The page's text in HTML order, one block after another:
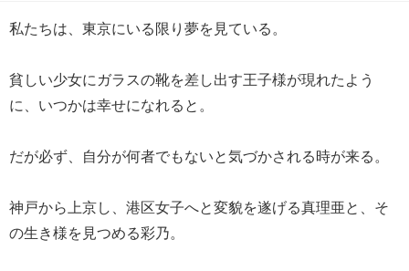
私たちは、東京にいる限り夢を見ている。
貧しい少女にガラスの靴を差し出す王子様が現れたよう
に、いつかは幸せになれると。
だが必ず、自分が何者でもないと気づかされる時が来る。
神戸から上京し、港区女子へと変貌を遂げる真理亜と、そ
の生き様を見つめる彩乃。